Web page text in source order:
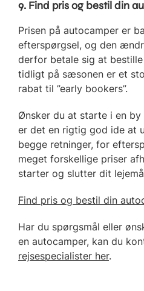
9. Find pris og bestil din
Prisen på autocamper er
efterspørgsel, og den
derfor betale sig at
tidligt på sæsonen er et
rabat til ”early bookers”.
Ønsker du at starte i en by
er det en rigtig god ide at
begge retninger, for
meget forskellige priser
starter og slutter dit
Find pris og bestil din
Har du spørgsmål eller
en autocamper, kan du
rejsespecialister her.